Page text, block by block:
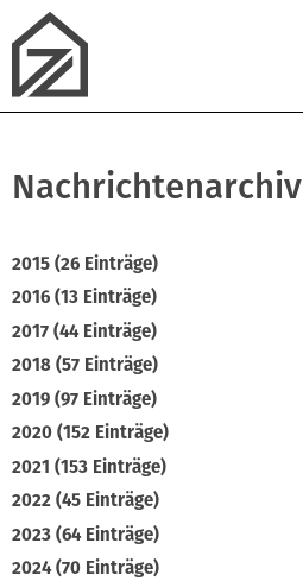
Nachrichtenarchiv
2015 (26 Einträge)
2016 (13 Einträge)
2017 (44 Einträge)
2018 (57 Einträge)
2019 (97 Einträge)
2020 (152 Einträge)
2021 (153 Einträge)
2022 (45 Einträge)
2023 (64 Einträge)
2024 (70 Einträge)